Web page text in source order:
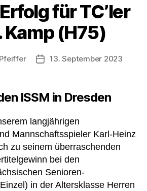
für TC’ler
Kamp (H75)
Veröffentlichungsdatum
13. September 2023
ISSM in Dresden
langjährigen
Mannschaftsspieler Karl-Heinz
zu seinem überraschenden
bei den
Senioren-
in der Altersklasse Herren